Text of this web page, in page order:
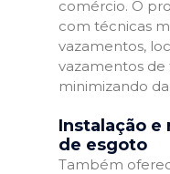
comércio. O
com técnicas
vazamentos,
vazamentos
minimizando
Instalação e
de esgoto
Também